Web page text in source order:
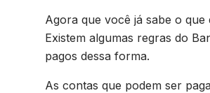
Agora que você já sabe o
Existem algumas regras do
pagos dessa forma.
As contas que podem ser